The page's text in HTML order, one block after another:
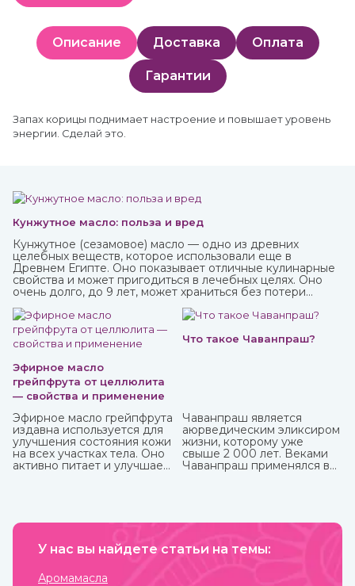
Описание Доставка Оплата
Гарантии
Запах корицы поднимает настроение и повышает уровень
энергии. Сделай это.
Кунжутное масло: польза и вред
Кунжутное (сезамовое) масло — одно из древних
целебных веществ, которое использовали еще в
Древнем Египте. Оно показывает отличные кулинарные
свойства и может пригодиться в лечебных целях. Оно
очень долго, до 9 лет, может храниться без потери
Эфирное масло
грейпфрута от целлюлита
— свойства и применение
Эфирное масло грейпфрута
издавна используется для
улучшения состояния кожи
на всех участках тела. Оно
активно питает и улучшает
сильными. Также оно
настроение, бодрит и
силами.
Что такое Чаванпраш?
Чаванпраш является
аюрведическим эликсиром
жизни, которому уже
свыше 2 000 лет. Веками
Чаванпраш применялся в
систему организма.
омолаживающим
У нас вы найдете статьи на темы:
Аромамасла